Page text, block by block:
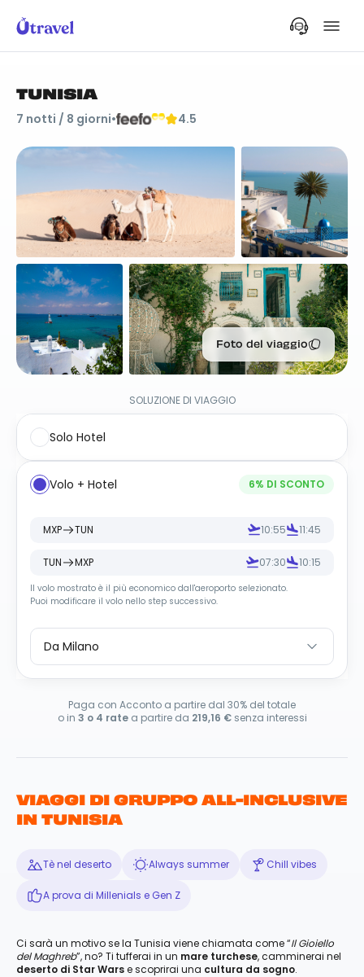
TUNISIA
7 notti / 8 giorni• 4.5
Foto del viaggio
SOLUZIONE DI VIAGGIO
Solo Hotel
Volo + Hotel 6% DI SCONTO
MXP TUN 10:55 11:45
TUN MXP 07:30 10:15
Il volo mostrato è il più economico dall'aeroporto selezionato.
Puoi modificare il volo nello step successivo.
Da Milano
Paga con Acconto a partire dal 30% del totale
o in 3 o 4 ratea partire da 219,16 €senza interessi
VIAGGI DI GRUPPO ALL-INCLUSIVE
IN TUNISIA
Tè nel deserto Always summer Chill vibes
A prova di Millenials e Gen Z
Ci sarà un motivo se la Tunisia viene chiamata come “Il Gioiello
del Maghreb”, no? Ti tufferai in un mare turchese, camminerai nel
deserto di Star Warse scoprirai una cultura da sogno.